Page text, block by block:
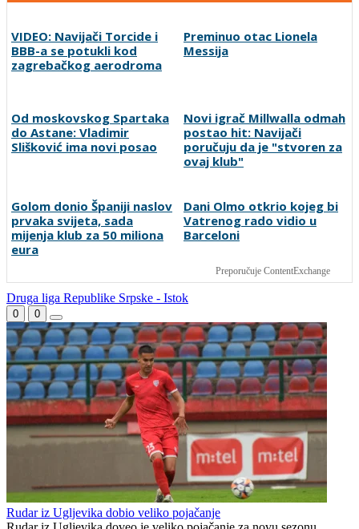
VIDEO: Navijači Torcide i
BBB-a se potukli kod
zagrebačkog aerodroma
Preminuo otac Lionela
Messija
do Astane: Vladimir
Slišković ima novi posao
Novi igrač Millwalla odmah
postao hit: Navijači
poručuju da je "stvoren za
Golom donio Španiji naslov
prvaka svijeta, sada
mijenja klub za 50 miliona
Dani Olmo otkrio kojeg bi
Vatrenog rado vidio u
Barceloni
Preporučuje ContentExchange
Druga liga Republike Srpske - Istok